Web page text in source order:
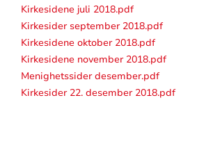
Kirkesidene juli 2018.pdf
Kirkesider september 2018.pdf
Kirkesidene oktober 2018.pdf
Kirkesidene november 2018.pdf
Menighetssider desember.pdf
Kirkesider 22. desember 2018.pdf